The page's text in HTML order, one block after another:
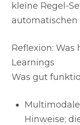
kleine Regel-
automatischen
Reflexion:
Learnings
Was gut
Hinweise;